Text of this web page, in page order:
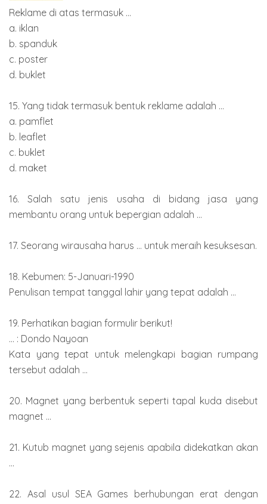
Reklame di atas termasuk ...
a. iklan
b. spanduk
c. poster
d. buklet
15. Yang tidak termasuk bentuk reklame adalah ...
a. pamflet
b. leaflet
c. buklet
d. maket
16. Salah satu jenis usaha di bidang jasa yang
membantu orang untuk bepergian adalah ...
17. Seorang wirausaha harus ... untuk meraih kesuksesan.
18. Kebumen: 5-Januari-1990
Penulisan tempat tanggal lahir yang tepat adalah ...
19. Perhatikan bagian formulir berikut!
... : Dondo Nayoan
Kata yang tepat untuk melengkapi bagian rumpang
tersebut adalah ...
20. Magnet yang berbentuk seperti tapal kuda disebut
magnet ...
21. Kutub magnet yang sejenis apabila didekatkan akan
...
22. Asal usul SEA Games berhubungan erat dengan